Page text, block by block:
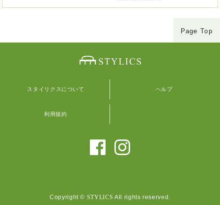
Page Top
スタイリクスについて ヘルプ
利用規約
Copyright © STYLICS All rights reserved.